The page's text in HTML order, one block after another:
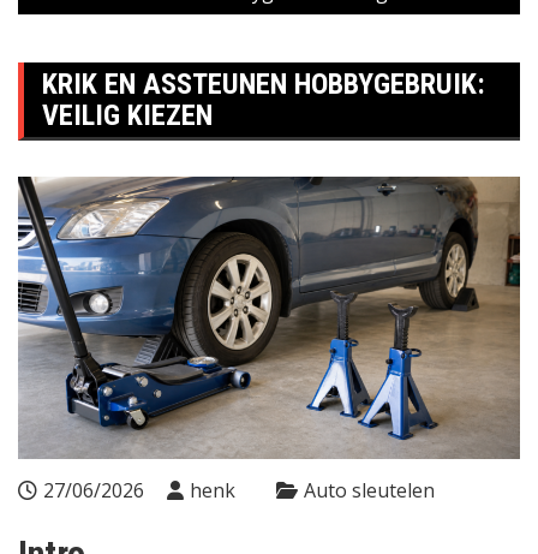
KRIK EN ASSTEUNEN HOBBYGEBRUIK:
VEILIG KIEZEN
27/06/2026 henk Auto sleutelen